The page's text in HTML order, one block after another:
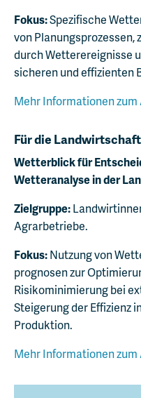
Fokus:Spezifische
von Planungsprozessen,
durch Wetterereignisse
sicheren und effizienten
Mehr Informationen
Für die Landwirtschaft
Wetterblick für
Wetteranalyse in der
Zielgruppe:
Agrarbetriebe.
Fokus:Nutzung von
prognosen zur
Risikominimierung bei
Steigerung der Effizienz
Produktion.
Mehr Informationen